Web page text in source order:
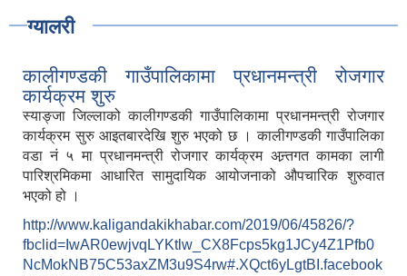
ग्यालरी
कालीगण्डकी गाउँपालिकामा प्रधानमन्त्री रोजगार
कार्यक्रम शुरु
स्याङ्जा जिल्लाको कालीगण्डकी गाउँपालिकामा प्रधानमन्त्री रोजगार
कार्यक्रम सुरु आइतबारदेखि शुरु भएको छ । कालीगण्डकी गाउँपालिका
वडा नं ५ मा प्रधानमन्त्री रोजगार कार्यक्रम अन्र्तगत कामका लागी
पारिश्रमिकमा आधारित सामुदायिक आयोजनाको औपचारिक शुरुवात
भएको हो ।
http://www.kaligandakikhabar.com/2019/06/45826/?
fbclid=IwAR0ewjvqLYKtlw_CX8Fcps5kg1JCy4Z1Pfb0
NcMokNB75C53axZM3u9S4rw#.XQct6yLgtBI.facebook